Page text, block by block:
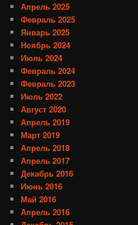
Апрель 2025
Февраль 2025
Январь 2025
Ноябрь 2024
Июль 2024
Февраль 2024
Февраль 2023
Июль 2022
Август 2020
Апрель 2019
Март 2019
Апрель 2018
Апрель 2017
Декабрь 2016
Июнь 2016
Май 2016
Апрель 2016